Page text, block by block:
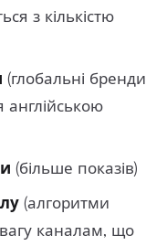
з кількістю
(глобальні бренди
англійською
(більше показів)
(алгоритми
каналам, що